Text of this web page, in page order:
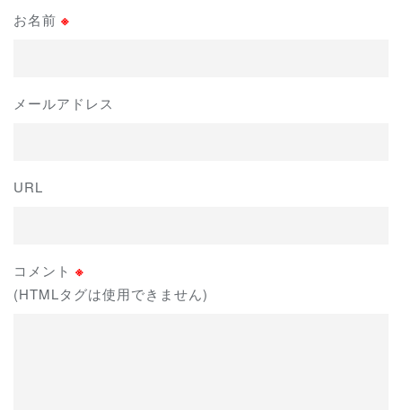
お名前 ※
メールアドレス
URL
コメント ※
(HTMLタグは使用できません)